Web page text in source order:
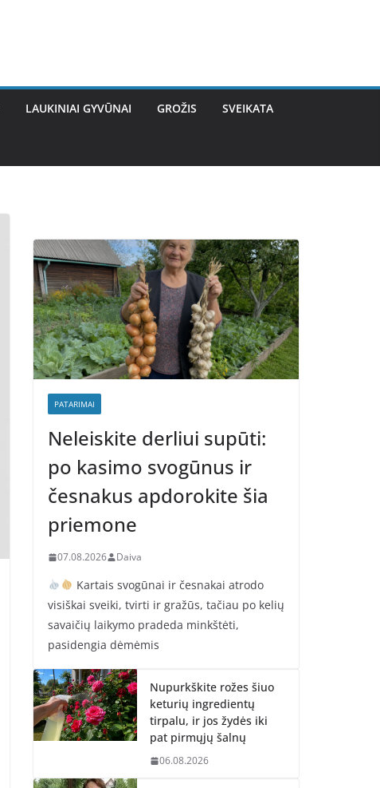
LAUKINIAI GYVŪNAI GROŽIS SVEIKATA
PATARIMAI
Neleiskite derliui supūti:
po kasimo svogūnus ir
česnakus apdorokite šia
priemone
07.08.2026 Daiva
Kartais svogūnai ir česnakai atrodo
visiškai sveiki, tvirti ir gražūs, tačiau po kelių
savaičių laikymo pradeda minkštėti,
pasidengia dėmėmis
Nupurkškite rožes šiuo
keturių ingredientų
tirpalu, ir jos žydės iki
pat pirmųjų šalnų
06.08.2026